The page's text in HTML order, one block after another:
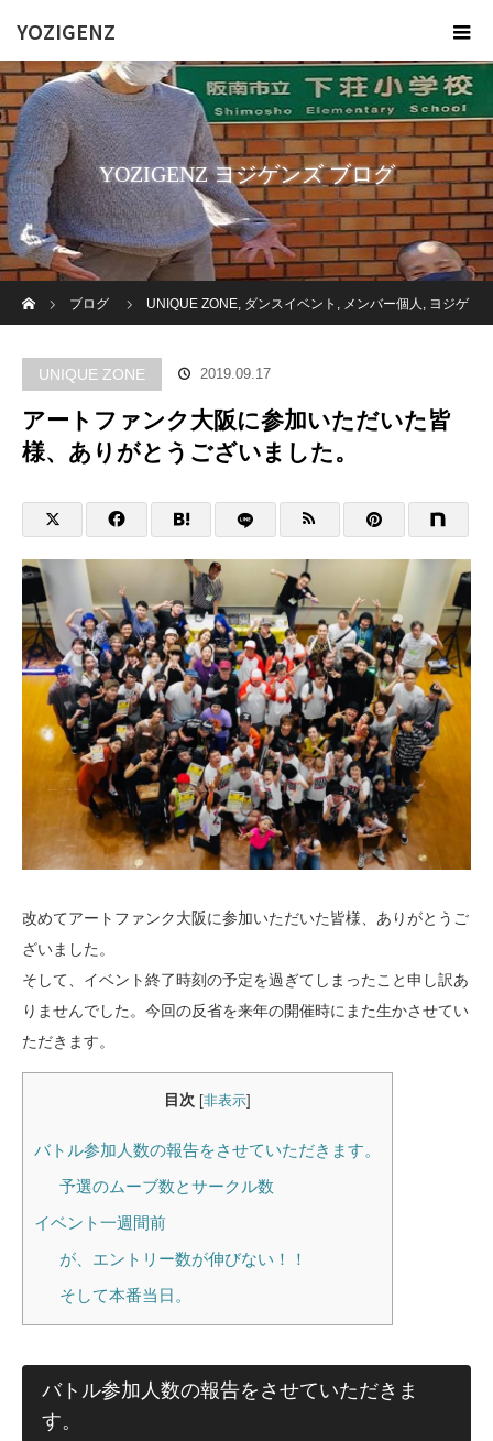
YOZIGENZ
YOZIGENZ ヨジゲンズ ブログ
ブログ
UNIQUE ZONE, ダンスイベント , メンバー個人 , ヨジゲ
様、ありがとうございました。
UNIQUE ZONE 2019.09.17
アートファンク大阪に参加いただいた皆
様、ありがとうございました。
改めてアートファンク大阪に参加いただいた皆様、ありがとうご
ざいました。
そして、イベント終了時刻の予定を過ぎてしまったこと申し訳あ
りませんでした。今回の反省を来年の開催時にまた生かさせてい
ただきます。
目次 [非表示]
バトル参加人数の報告をさせていただきます。
予選のムーブ数とサークル数
イベント一週間前
が、エントリー数が伸びない！！
そして本番当日。
バトル参加人数の報告をさせていただきま
す。